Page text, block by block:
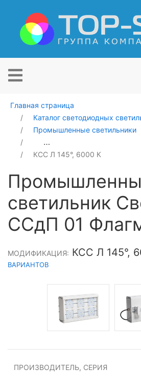
Главная страница
Каталог светодиодных
Промышленные светильники
Промышленный светильник
КСС Л 145°, 6000 К
светильник
ССдП 01
МОДИФИКАЦИЯ: КСС Л 145°,
ВАРИАНТОВ
ПРОИЗВОДИТЕЛЬ, СЕРИЯ